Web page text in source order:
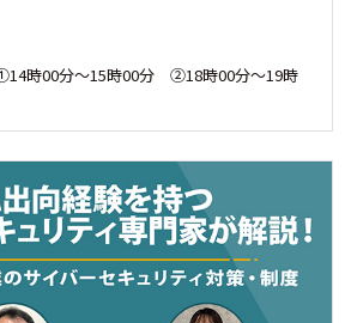
時00分〜15時00分 ②18時00分〜19時